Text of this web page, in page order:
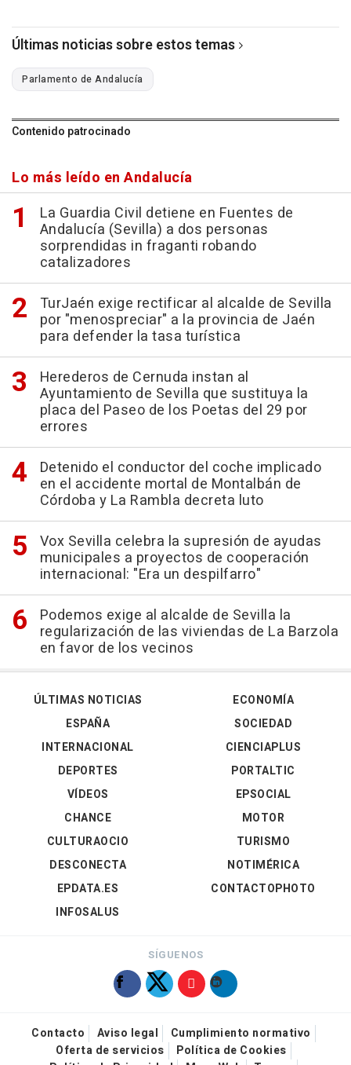
Últimas noticias sobre estos temas
Parlamento de Andalucía
Contenido patrocinado
Lo más leído en Andalucía
La Guardia Civil detiene en Fuentes de
Andalucía (Sevilla) a dos personas
sorprendidas in fraganti robando
catalizadores
TurJaén exige rectificar al alcalde de Sevilla
por "menospreciar" a la provincia de Jaén
para defender la tasa turística
Herederos de Cernuda instan al
Ayuntamiento de Sevilla que sustituya la
placa del Paseo de los Poetas del 29 por
errores
Detenido el conductor del coche implicado
en el accidente mortal de Montalbán de
Córdoba y La Rambla decreta luto
Vox Sevilla celebra la supresión de ayudas
municipales a proyectos de cooperación
internacional: "Era un despilfarro"
Podemos exige al alcalde de Sevilla la
regularización de las viviendas de La Barzola
en favor de los vecinos
ÚLTIMAS NOTICIAS
ESPAÑA
INTERNACIONAL
DEPORTES
VÍDEOS
ECONOMÍA
SOCIEDAD
CIENCIAPLUS
PORTALTIC
EPSOCIAL
CHANCE
CULTURAOCIO
DESCONECTA
EPDATA.ES
INFOSALUS
MOTOR
TURISMO
NOTIMÉRICA
CONTACTOPHOTO
SÍGUENOS
Contacto Aviso legal
Cumplimiento normativo
Oferta de servicios
Política de Cookies